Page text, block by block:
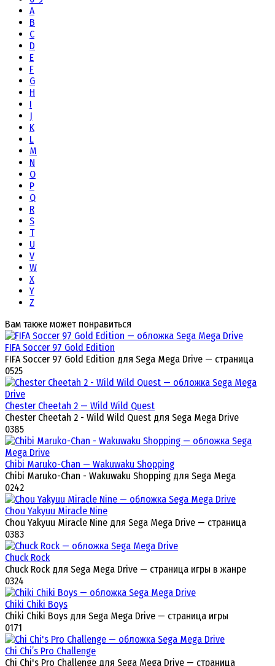
A
B
C
D
E
F
G
H
I
J
K
L
M
N
O
P
Q
R
S
T
U
V
W
X
Y
Z
Вам также может понравиться
FIFA Soccer 97 Gold Edition
FIFA Soccer 97 Gold Edition для Sega Mega Drive — страница
0525
Chester Cheetah 2 — Wild Wild Quest
Chester Cheetah 2 - Wild Wild Quest для Sega Mega Drive
0385
Chibi Maruko-Chan — Wakuwaku Shopping
Chibi Maruko-Chan - Wakuwaku Shopping для Sega Mega
0242
Chou Yakyuu Miracle Nine
Chou Yakyuu Miracle Nine для Sega Mega Drive — страница
0383
Chuck Rock
Chuck Rock для Sega Mega Drive — страница игры в жанре
0324
Chiki Chiki Boys
Chiki Chiki Boys для Sega Mega Drive — страница игры
0171
Chi Chi’s Pro Challenge
Chi Chi's Pro Challenge для Sega Mega Drive — страница